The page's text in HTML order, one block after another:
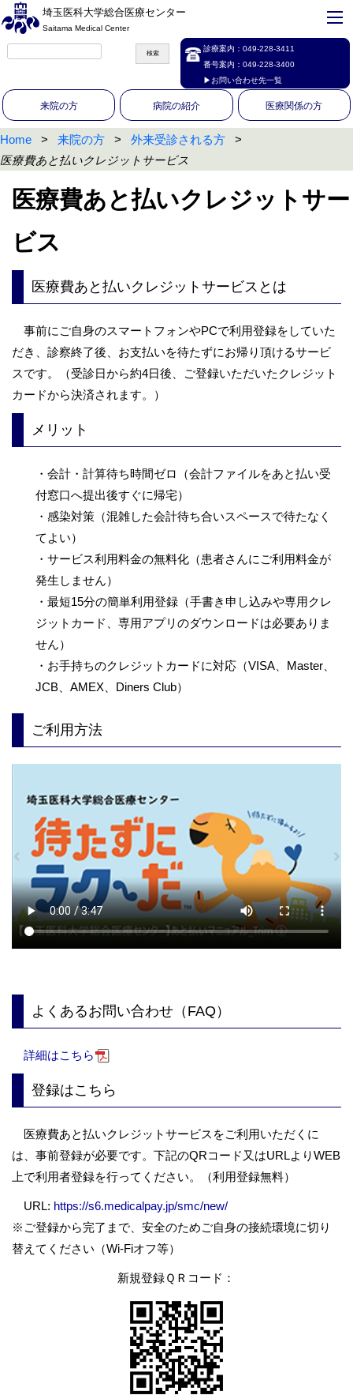
埼玉医科大学総合医療センター
Saitama Medical Center
診療案内：049-228-3411
番号案内：049-228-3400
▶お問い合わせ先一覧
来院の方 病院の紹介 医療関係の方
Home 来院の方
外来受診される方
医療費あと払いクレジットサービス
医療費あと払いクレジットサー
ビス
医療費あと払いクレジットサービスとは
事前にご自身のスマートフォンやPCで利用登録をしていた
だき、診察終了後、お支払いを待たずにお帰り頂けるサービ
スです。（受診日から約4日後、ご登録いただいたクレジット
カードから決済されます。）
メリット
・会計・計算待ち時間ゼロ（会計ファイルをあと払い受
付窓口へ提出後すぐに帰宅）
・感染対策（混雑した会計待ち合いスペースで待たなく
てよい）
・サービス利用料金の無料化（患者さんにご利用料金が
発生しません）
・最短15分の簡単利用登録（手書き申し込みや専用クレ
ジットカード、専用アプリのダウンロードは必要ありま
せん）
・お手持ちのクレジットカードに対応（VISA、Master、
JCB、AMEX、Diners Club）
ご利用方法
よくあるお問い合わせ（FAQ）
詳細はこちら
登録はこちら
医療費あと払いクレジットサービスをご利用いただくに
は、事前登録が必要です。下記のQRコード又はURLよりWEB
上で利用者登録を行ってください。（利用登録無料）
URL: https://s6.medicalpay.jp/smc/new/
※ご登録から完了まで、安全のためご自身の接続環境に切り
替えてください（Wi-Fiオフ等）
新規登録ＱＲコード：